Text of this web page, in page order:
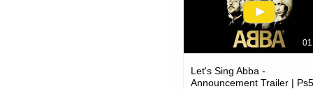
Let's Sing Abba -
Announcement Trailer | Ps5